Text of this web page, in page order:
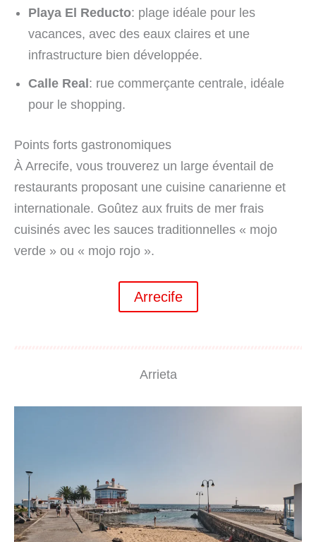
Playa El Reducto: plage idéale pour les
vacances, avec des eaux claires et une
infrastructure bien développée.
Calle Real: rue commerçante centrale, idéale
pour le shopping.
Points forts gastronomiques
À Arrecife, vous trouverez un large éventail de
restaurants proposant une cuisine canarienne et
internationale. Goûtez aux fruits de mer frais
cuisinés avec les sauces traditionnelles « mojo
verde » ou « mojo rojo ».
Arrecife
Arrieta